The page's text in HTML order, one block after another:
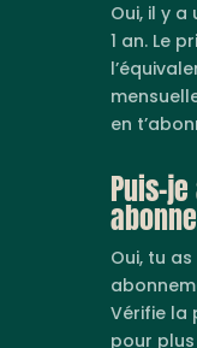
Oui, il y
1 an. Le
en
Puis-
Oui, tu
Vérifie la
pour